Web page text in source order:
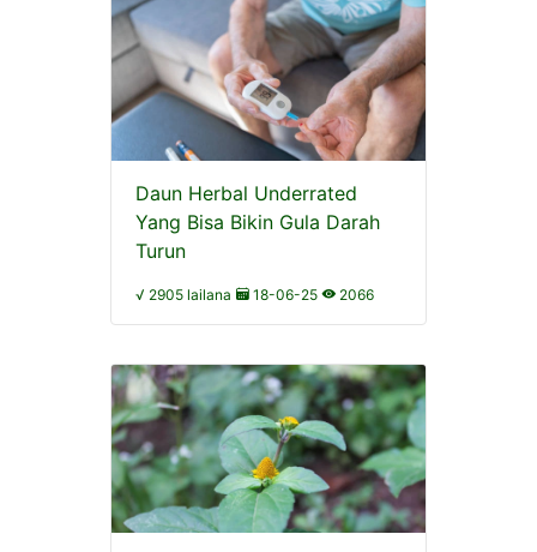
Daun Herbal Underrated
Yang Bisa Bikin Gula Darah
Turun
√ 2905 lailana 18-06-25 2066